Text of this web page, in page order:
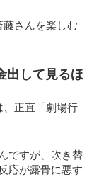
さんを楽しむ
出して見るほ
、正直 「劇場行
ですが、吹き替
応が露骨に悪す